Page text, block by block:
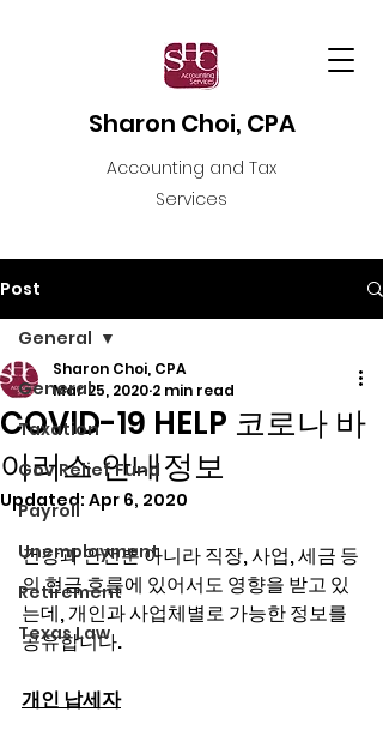
Sharon Choi, CPA
Accounting and Tax
Services
Post
General
Taxation
Gov Relief Fund
Payroll
Unemployment
Retirement
Texas Law
General
COVID-19 HELP 코로나 바
이러스 안내정보
Sharon Choi, CPA
Mar 25, 2020 2 min read
Updated: Apr 6, 2020
건강과 안전뿐 아니라 직장, 사업, 세금 등
의 현금 흐름에 있어서도 영향을 받고 있
는데, 개인과 사업체별로 가능한 정보를
공유합니다.
개인 납세자